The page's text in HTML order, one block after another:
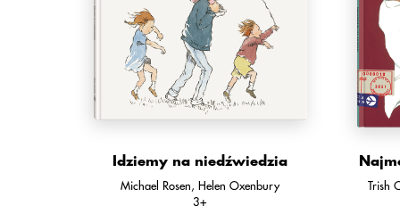
Idziemy na niedźwiedzia
Michael Rosen
Helen Oxenbury
3+
Trish